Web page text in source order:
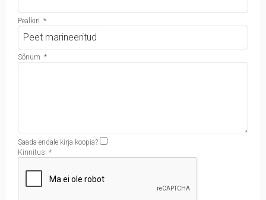
Pealkiri *
Sõnum *
Saada endale kirja koopia?
Kinnitus *